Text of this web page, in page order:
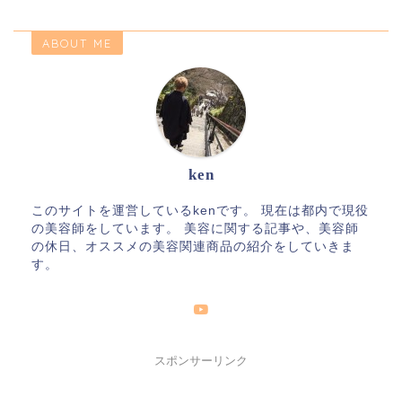
ABOUT ME
ken
このサイトを運営しているkenです。 現在は都内で現役
の美容師をしています。 美容に関する記事や、美容師
の休日、オススメの美容関連商品の紹介をしていきま
す。
スポンサーリンク